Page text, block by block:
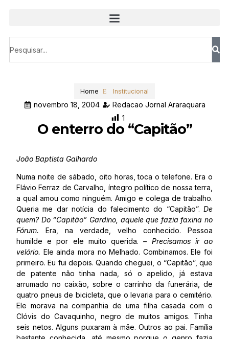
Home Institucional
novembro 18, 2004
Redacao Jornal Araraquara
1
O enterro do “Capitão”
João Baptista Galhardo
Numa noite de sábado, oito horas, toca o telefone. Era o
Flávio Ferraz de Carvalho, íntegro político de nossa terra,
a qual amou como ninguém. Amigo e colega de trabalho.
Queria me dar notícia do falecimento do “Capitão”. De
quem? Do “Capitão” Gardino, aquele que fazia faxina no
Fórum. Era, na verdade, velho conhecido. Pessoa
humilde e por ele muito querida.– Precisamos ir ao
velório. Ele ainda mora no Melhado. Combinamos. Ele foi
primeiro. Eu fui depois. Quando cheguei, o “Capitão”, que
de patente não tinha nada, só o apelido, já estava
arrumado no caixão, sobre o carrinho da funerária, de
quatro pneus de bicicleta, que o levaria para o cemitério.
Ele morava na companhia de uma filha casada com o
Clóvis do Cavaquinho, negro de muitos amigos. Tinha
seis netos. Alguns puxaram à mãe. Outros ao pai. Família